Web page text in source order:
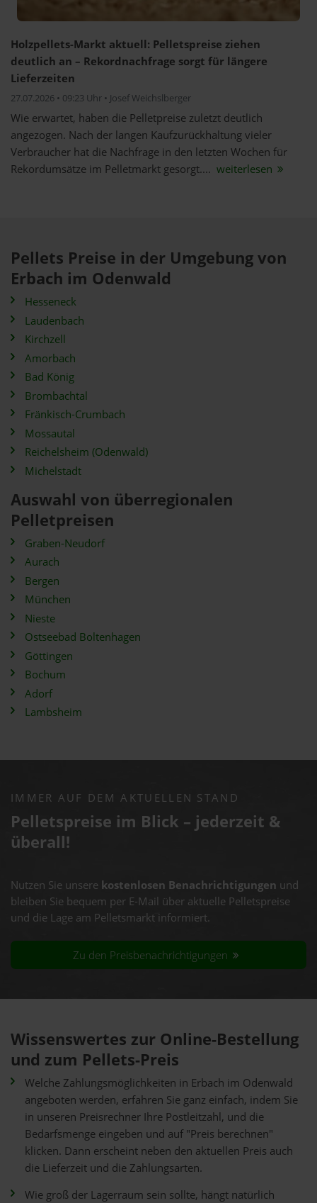
Holzpellets-Markt aktuell: Pelletspreise ziehen
deutlich an – Rekordnachfrage sorgt für längere
Lieferzeiten
27.07.2026 • 09:23 Uhr • Josef Weichslberger
Wie erwartet, haben die Pelletpreise zuletzt deutlich
angezogen. Nach der langen Kaufzurückhaltung vieler
Verbraucher hat die Nachfrage in den letzten Wochen für
Rekordumsätze im Pelletmarkt gesorgt.... weiterlesen
Pellets Preise in der Umgebung von
Erbach im Odenwald
Hesseneck
Laudenbach
Kirchzell
Amorbach
Bad König
Brombachtal
Fränkisch-Crumbach
Mossautal
Reichelsheim (Odenwald)
Michelstadt
Auswahl von überregionalen
Pelletpreisen
Graben-Neudorf
Aurach
Bergen
München
Nieste
Ostseebad Boltenhagen
Göttingen
Bochum
Adorf
Lambsheim
IMMER AUF DEM AKTUELLEN STAND
Pelletspreise im Blick – jederzeit &
überall!
Nutzen Sie unsere kostenlosen Benachrichtigungen und
bleiben Sie bequem per E-Mail über aktuelle Pelletspreise
und die Lage am Pelletsmarkt informiert.
Zu den Preisbenachrichtigungen
Wissenswertes zur Online-Bestellung
und zum Pellets-Preis
Welche Zahlungsmöglichkeiten in Erbach im Odenwald
angeboten werden, erfahren Sie ganz einfach, indem Sie
in unseren Preisrechner Ihre Postleitzahl, und die
Bedarfsmenge eingeben und auf "Preis berechnen"
klicken. Dann erscheint neben den aktuellen Preis auch
die Lieferzeit und die Zahlungsarten.
Wie groß der Lagerraum sein sollte, hängt natürlich